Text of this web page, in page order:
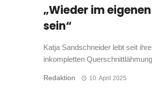
„Wieder im
sein“
Katja Sandschneider lebt seit
inkompletten
Redaktion 10. April 2025